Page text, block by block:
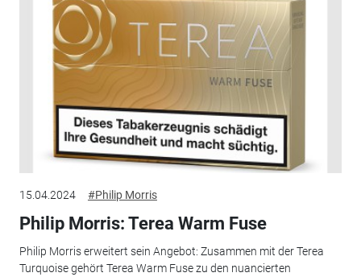
15.04.2024 #Philip Morris
Philip Morris: Terea Warm Fuse
Philip Morris erweitert sein Angebot: Zusammen mit der Terea
Turquoise gehört Terea Warm Fuse zu den nuancierten